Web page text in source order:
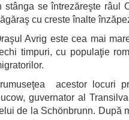
stânga se întrezăreşte râul
cu creste înalte
Avrig este cea mai
timpuri, cu populaţie
acestor locuri
guvernator al
de la Schönbrunn. După